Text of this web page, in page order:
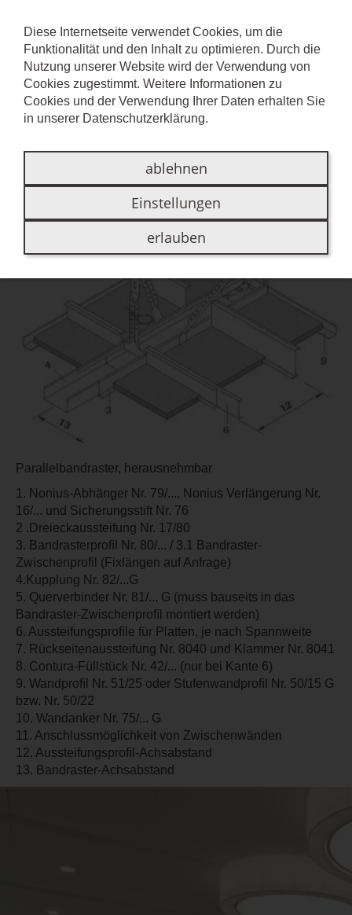
S 18P
Parallelbandraster, herausnehmbar
1. Nonius-Abhänger Nr. 79/..., Nonius Verlängerung Nr.
16/... und Sicherungsstift Nr. 76
2 .Dreieckaussteifung Nr. 17/80
3. Bandrasterproﬁl Nr. 80/... / 3.1 Bandraster-
Zwischenprofil (Fixlängen auf Anfrage)
4.Kupplung Nr. 82/...G
5. Querverbinder Nr. 81/... G (muss bauseits in das
Bandraster-Zwischenproﬁl montiert werden)
6. Aussteifungsproﬁle für Platten, je nach Spannweite
7. Rückseitenaussteifung Nr. 8040 und Klammer Nr. 8041
8. Contura-Füllstück Nr. 42/... (nur bei Kante 6)
9. Wandproﬁl Nr. 51/25 oder Stufenwandproﬁl Nr. 50/15 G
bzw. Nr. 50/22
10. Wandanker Nr. 75/... G
11. Anschlussmöglichkeit von Zwischenwänden
12. Aussteifungsproﬁl-Achsabstand
13. Bandraster-Achsabstand
Diese Internetseite verwendet Cookies, um die
Funktionalität und den Inhalt zu optimieren. Durch die
Nutzung unserer Website wird der Verwendung von
Cookies zugestimmt. Weitere Informationen zu
Cookies und der Verwendung Ihrer Daten erhalten Sie
in unserer Datenschutzerklärung.
ablehnen
Einstellungen
erlauben